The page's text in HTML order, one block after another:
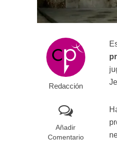
Redacción
Añadir
Comentario